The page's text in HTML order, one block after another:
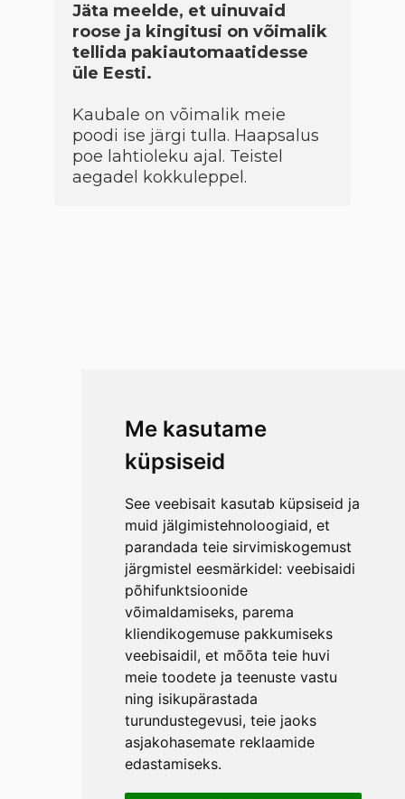
Me kasutame
küpsiseid
See veebisait kasutab küpsiseid ja
muid jälgimistehnoloogiaid, et
parandada teie sirvimiskogemust
järgmistel eesmärkidel: veebisaidi
põhifunktsioonide
võimaldamiseks, parema
kliendikogemuse pakkumiseks
veebisaidil, et mõõta teie huvi
meie toodete ja teenuste vastu
ning isikupärastada
turundustegevusi, teie jaoks
asjakohasemate reklaamide
edastamiseks.
Jäta meelde, et uinuvaid
roose ja kingitusi on võimalik
tellida pakiautomaatidesse
üle Eesti.
Kaubale on võimalik meie
poodi ise järgi tulla. Haapsalus
poe lahtioleku ajal. Teistel
aegadel kokkuleppel.